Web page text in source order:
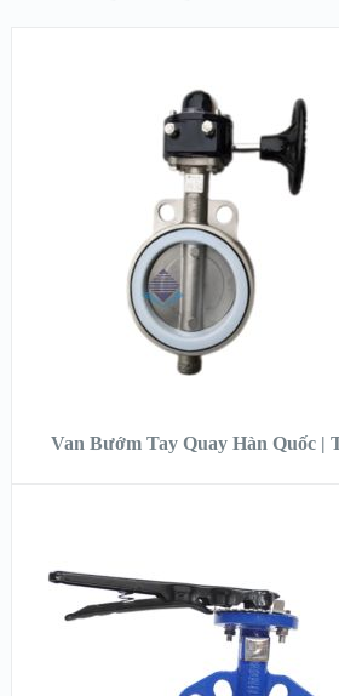
XEM NHANH
XEM CHI TIẾT
Van Bướm Tay Quay Hàn Quốc |
XEM NHANH
XEM CHI TIẾT